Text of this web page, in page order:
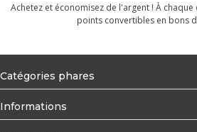
Achetez et économisez de l'argent ! À
points convertibles en bons
Catégories phares
Informations